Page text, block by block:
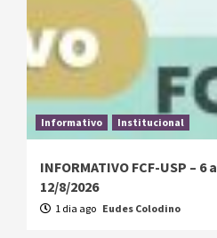
Informativo Institucional
INFORMATIVO FCF-USP – 6 a
12/8/2026
1 dia ago Eudes Colodino